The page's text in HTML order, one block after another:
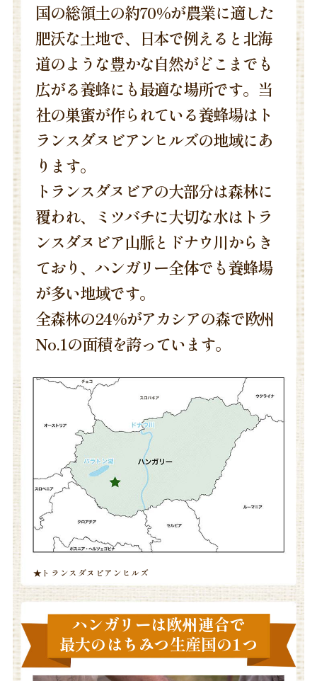
国の総領土の約70%が農業に適した
肥沃な土地で、日本で例えると北海
道のような豊かな自然がどこまでも
広がる養蜂にも最適な場所です。当
社の巣蜜が作られている養蜂場はト
ランスダヌビアンヒルズの地域にあ
ります。
トランスダヌビアの大部分は森林に
覆われ、ミツバチに大切な水はトラ
ンスダヌビア山脈とドナウ川からき
ており、ハンガリー全体でも養蜂場
が多い地域です。
全森林の24%がアカシアの森で欧州
No.1の面積を誇っています。
★トランスダヌビアンヒルズ
ハンガリーは欧州連合で
最大のはちみつ生産国の1つ